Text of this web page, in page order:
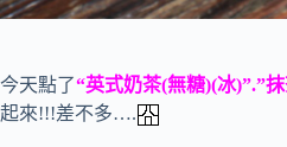
今天點了“英式奶茶(無糖)(冰)”.”
起來!!!差不多….